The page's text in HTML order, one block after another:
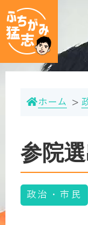
ホーム
参院
政治・市民